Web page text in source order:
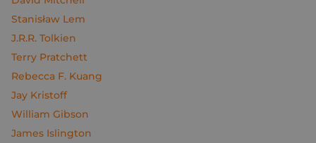
Stanisław Lem
J.R.R. Tolkien
Terry Pratchett
Rebecca F. Kuang
Jay Kristoff
William Gibson
James Islington